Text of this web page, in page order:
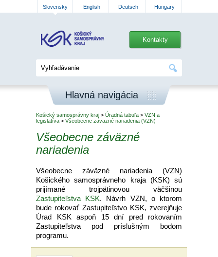
Slovensky English Deutsch Hungary
Kontakty
Hlavná navigácia
Košický samosprávny kraj > Úradná tabuľa > VZN a
legislatíva > Všeobecne záväzné nariadenia (VZN)
Všeobecne záväzné
nariadenia
Všeobecne záväzné nariadenia (VZN)
Košického samosprávneho kraja (KSK) sú
prijímané trojpätinovou väčšinou
Zastupiteľstva KSK. Návrh VZN, o ktorom
bude rokovať Zastupiteľstvo KSK, zverejňuje
Úrad KSK aspoň 15 dní pred rokovaním
Zastupiteľstva pod príslušným bodom
programu.